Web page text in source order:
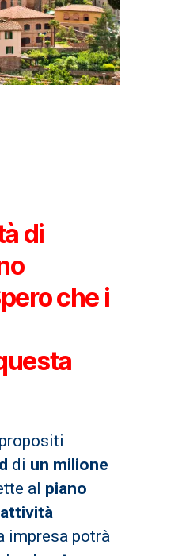
di
che i
di un milione
al piano
attività
impresa potrà